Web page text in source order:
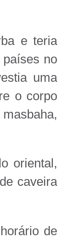
e teria
no
uma
o corpo
oriental,
caveira
de